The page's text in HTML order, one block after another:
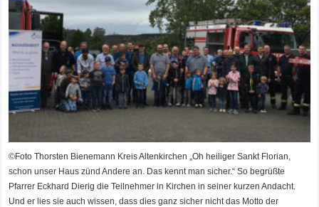
©Foto Thorsten Bienemann Kreis Altenkirchen „Oh heiliger Sankt Florian,
schon unser Haus zünd Andere an. Das kennt man sicher.“ So begrüßte
Pfarrer Eckhard Dierig die Teilnehmer in Kirchen in seiner kurzen Andacht.
Und er lies sie auch wissen, dass dies ganz sicher nicht das Motto der